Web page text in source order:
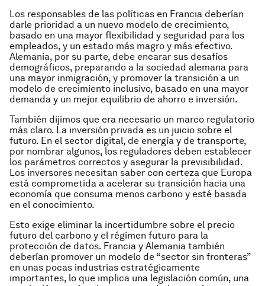
Los responsables de las políticas en Francia deberían
darle prioridad a un nuevo modelo de crecimiento,
basado en una mayor flexibilidad y seguridad para los
empleados, y un estado más magro y más efectivo.
Alemania, por su parte, debe encarar sus desafíos
demográficos, preparando a la sociedad alemana para
una mayor inmigración, y promover la transición a un
modelo de crecimiento inclusivo, basado en una mayor
demanda y un mejor equilibrio de ahorro e inversión.
También dijimos que era necesario un marco regulatorio
más claro. La inversión privada es un juicio sobre el
futuro. En el sector digital, de energía y de transporte,
por nombrar algunos, los reguladores deben establecer
los parámetros correctos y asegurar la previsibilidad.
Los inversores necesitan saber con certeza que Europa
está comprometida a acelerar su transición hacia una
economía que consuma menos carbono y esté basada
en el conocimiento.
Esto exige eliminar la incertidumbre sobre el precio
futuro del carbono y el régimen futuro para la
protección de datos. Francia y Alemania también
deberían promover un modelo de “sector sin fronteras”
en unas pocas industrias estratégicamente
importantes, lo que implica una legislación común, una